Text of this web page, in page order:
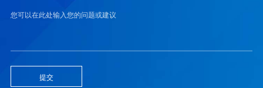
提交